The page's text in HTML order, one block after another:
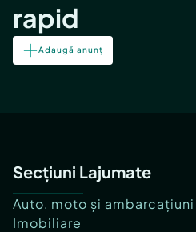
rapid
Adaugă anunț
Secțiuni Lajumate
Auto, moto și ambarcațiuni
Imobiliare